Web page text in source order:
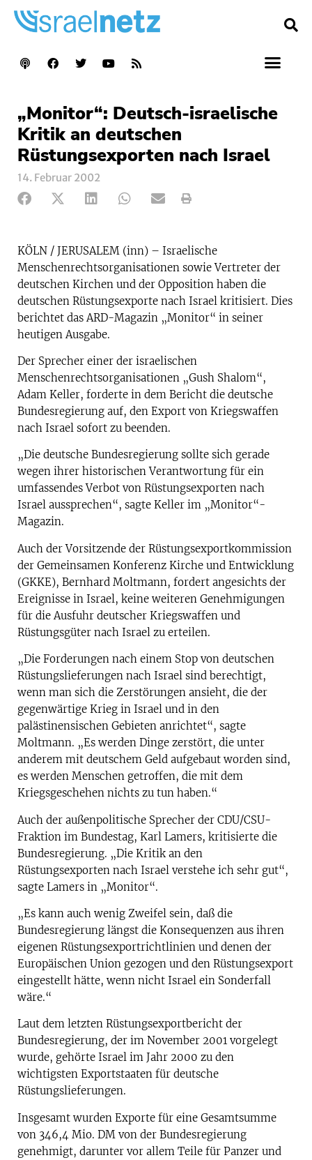
„Monitor“: Deutsch-israelische
Kritik an deutschen
Rüstungsexporten nach Israel
14. Februar 2002
KÖLN / JERUSALEM (inn) – Israelische
Menschenrechtsorganisationen sowie Vertreter der
deutschen Kirchen und der Opposition haben die
deutschen Rüstungsexporte nach Israel kritisiert. Dies
berichtet das ARD-Magazin „Monitor“ in seiner
heutigen Ausgabe.
Der Sprecher einer der israelischen
Menschenrechtsorganisationen „Gush Shalom“,
Adam Keller, forderte in dem Bericht die deutsche
Bundesregierung auf, den Export von Kriegswaffen
nach Israel sofort zu beenden.
„Die deutsche Bundesregierung sollte sich gerade
wegen ihrer historischen Verantwortung für ein
umfassendes Verbot von Rüstungsexporten nach
Israel aussprechen“, sagte Keller im „Monitor“-
Magazin.
Auch der Vorsitzende der Rüstungsexportkommission
der Gemeinsamen Konferenz Kirche und Entwicklung
(GKKE), Bernhard Moltmann, fordert angesichts der
Ereignisse in Israel, keine weiteren Genehmigungen
für die Ausfuhr deutscher Kriegswaffen und
Rüstungsgüter nach Israel zu erteilen.
„Die Forderungen nach einem Stop von deutschen
Rüstungslieferungen nach Israel sind berechtigt,
wenn man sich die Zerstörungen ansieht, die der
gegenwärtige Krieg in Israel und in den
palästinensischen Gebieten anrichtet“, sagte
Moltmann. „Es werden Dinge zerstört, die unter
anderem mit deutschem Geld aufgebaut worden sind,
es werden Menschen getroffen, die mit dem
Kriegsgeschehen nichts zu tun haben.“
Auch der außenpolitische Sprecher der CDU/CSU-
Fraktion im Bundestag, Karl Lamers, kritisierte die
Bundesregierung. „Die Kritik an den
Rüstungsexporten nach Israel verstehe ich sehr gut“,
sagte Lamers in „Monitor“.
„Es kann auch wenig Zweifel sein, daß die
Bundesregierung längst die Konsequenzen aus ihren
eigenen Rüstungsexportrichtlinien und denen der
Europäischen Union gezogen und den Rüstungsexport
eingestellt hätte, wenn nicht Israel ein Sonderfall
wäre.“
Laut dem letzten Rüstungsexportbericht der
Bundesregierung, der im November 2001 vorgelegt
wurde, gehörte Israel im Jahr 2000 zu den
wichtigsten Exportstaaten für deutsche
Rüstungslieferungen.
Insgesamt wurden Exporte für eine Gesamtsumme
von 346,4 Mio. DM von der Bundesregierung
genehmigt, darunter vor allem Teile für Panzer und